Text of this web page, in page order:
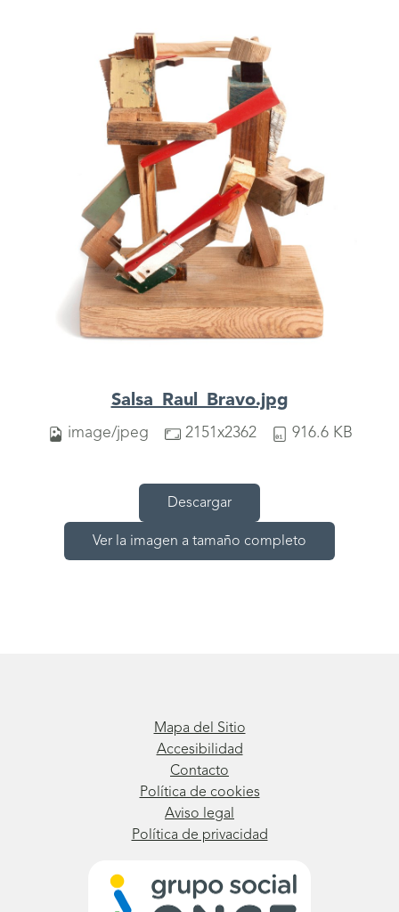
Salsa_Raul_Bravo.jpg
image/jpeg 2151x2362 916.6 KB
Descargar
Ver la imagen a tamaño completo
Mapa del Sitio
Accesibilidad
Contacto
Política de cookies
Aviso legal
Política de privacidad